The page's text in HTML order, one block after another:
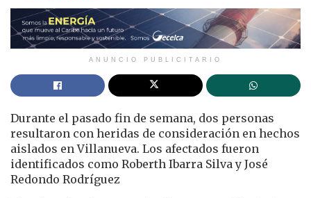
ANUNCIO PUBLICITARIO
Durante el pasado fin de semana, dos personas
resultaron con heridas de consideración en hechos
aislados en Villanueva. Los afectados fueron
identificados como Roberth Ibarra Silva y José
Redondo Rodríguez